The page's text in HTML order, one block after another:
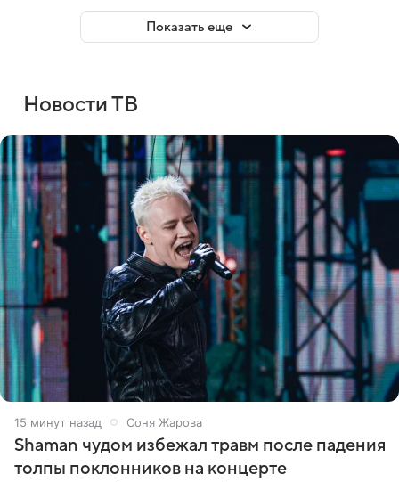
Показать еще
Новости ТВ
15 минут назад Соня Жарова
Shaman чудом избежал травм после падения
толпы поклонников на концерте